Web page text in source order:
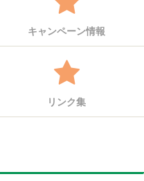
キャンペーン情報
リンク集